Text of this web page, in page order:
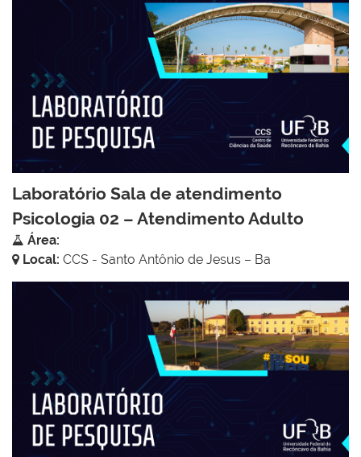
Laboratório Sala de atendimento
Psicologia 02 – Atendimento Adulto
Área:
Local: CCS - Santo Antônio de Jesus – Ba